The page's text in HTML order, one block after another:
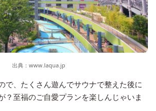
出典： www.laqua.jp
で、たくさん遊んでサウナで整えた後に
？至福のご自愛プランを楽しんじゃいま